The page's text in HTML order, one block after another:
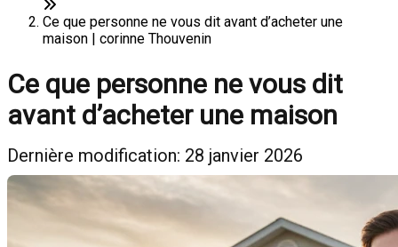
Ce que personne ne vous dit avant d’acheter une
maison | corinne Thouvenin
Ce que personne ne vous dit
avant d’acheter une maison
Dernière modification: 28 janvier 2026